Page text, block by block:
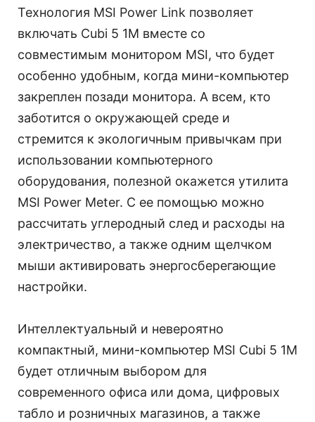
Технология MSI Power Link позволяет
включать Cubi 5 1M вместе со
совместимым монитором MSI, что будет
особенно удобным, когда мини-компьютер
закреплен позади монитора. А всем, кто
заботится о окружающей среде и
стремится к экологичным привычкам при
использовании компьютерного
оборудования, полезной окажется утилита
MSI Power Meter. С ее помощью можно
рассчитать углеродный след и расходы на
электричество, а также одним щелчком
мыши активировать энергосберегающие
настройки.
Интеллектуальный и невероятно
компактный, мини-компьютер MSI Cubi 5 1M
будет отличным выбором для
современного офиса или дома, цифровых
табло и розничных магазинов, а также